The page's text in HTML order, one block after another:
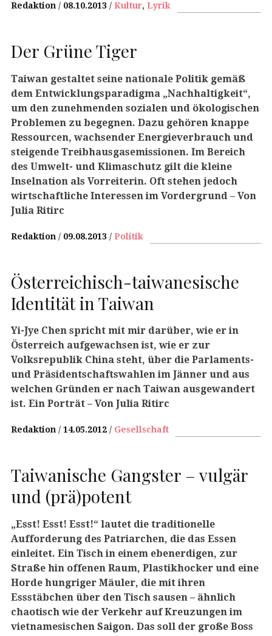
Redaktion 08.10.2013 Kultur, Lyrik
Der Grüne Tiger
Taiwan gestaltet seine nationale Politik gemäß
dem Entwicklungsparadigma „Nachhaltigkeit“,
um den zunehmenden sozialen und ökologischen
Problemen zu begegnen. Dazu gehören knappe
Ressourcen, wachsender Energieverbrauch und
steigende Treibhausgasemissionen. Im Bereich
des Umwelt- und Klimaschutz gilt die kleine
Inselnation als Vorreiterin. Oft stehen jedoch
wirtschaftliche Interessen im Vordergrund – Von
Julia Ritirc
Redaktion 09.08.2013 Politik
Österreichisch-taiwanesische
Identität in Taiwan
Yi-Jye Chen spricht mit mir darüber, wie er in
Österreich aufgewachsen ist, wie er zur
Volksrepublik China steht, über die Parlaments-
und Präsidentschaftswahlen im Jänner und aus
welchen Gründen er nach Taiwan ausgewandert
ist. Ein Porträt – Von Julia Ritirc
Redaktion 14.05.2012 Gesellschaft
Taiwanische Gangster – vulgär
und (prä)potent
„Esst! Esst! Esst!“ lautet die traditionelle
Aufforderung des Patriarchen, die das Essen
einleitet. Ein Tisch in einem ebenerdigen, zur
Straße hin offenen Raum, Plastikhocker und eine
Horde hungriger Mäuler, die mit ihren
Essstäbchen über den Tisch sausen – ähnlich
chaotisch wie der Verkehr auf Kreuzungen im
vietnamesischen Saigon. Das soll der große Boss